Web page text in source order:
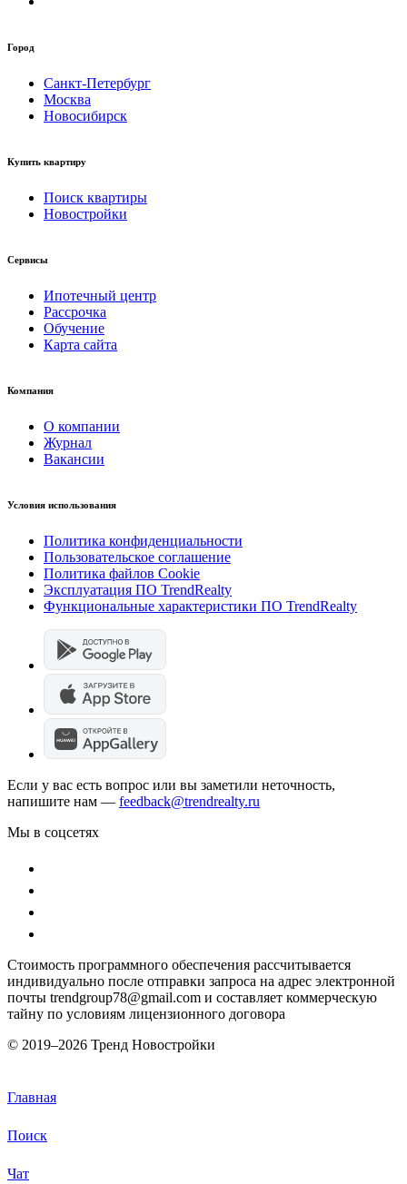
Город
Санкт-Петербург
Москва
Новосибирск
Купить квартиру
Поиск квартиры
Новостройки
Сервисы
Ипотечный центр
Рассрочка
Обучение
Карта сайта
Компания
О компании
Журнал
Вакансии
Условия использования
Политика конфиденциальности
Пользовательское соглашение
Политика файлов Cookie
Эксплуатация ПО TrendRealty
Функциональные характеристики ПО TrendRealty
Если у вас есть вопрос или вы заметили неточность,
напишите нам — feedback@trendrealty.ru
Мы в соцсетях
Стоимость программного обеспечения рассчитывается
индивидуально после отправки запроса на адрес электронной
почты trendgroup78@gmail.com и составляет коммерческую
тайну по условиям лицензионного договора
© 2019–2026 Тренд Новостройки
Главная
Поиск
Чат